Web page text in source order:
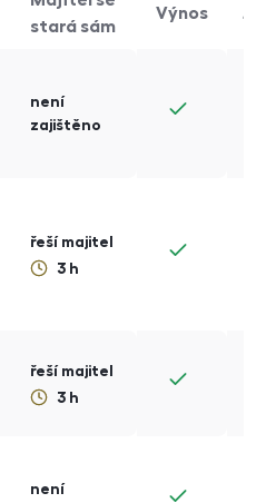
stará sám
Výnos
není
zajištěno
řeší majitel
3 h
řeší majitel
3 h
není